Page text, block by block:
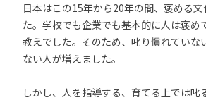
日本はこの15年から20年の間、褒める
た。学校でも企業でも基本的に人は褒め
教えでした。そのため、叱り慣れていな
ない人が増えました。
しかし、人を指導する、育てる上では叱